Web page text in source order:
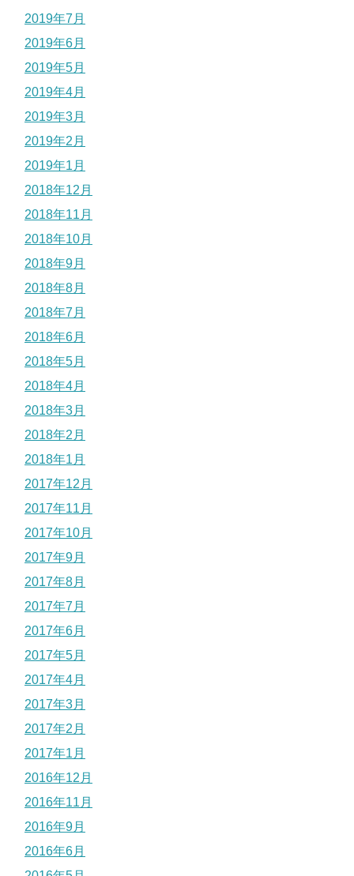
2019年7月
2019年6月
2019年5月
2019年4月
2019年3月
2019年2月
2019年1月
2018年12月
2018年11月
2018年10月
2018年9月
2018年8月
2018年7月
2018年6月
2018年5月
2018年4月
2018年3月
2018年2月
2018年1月
2017年12月
2017年11月
2017年10月
2017年9月
2017年8月
2017年7月
2017年6月
2017年5月
2017年4月
2017年3月
2017年2月
2017年1月
2016年12月
2016年11月
2016年9月
2016年6月